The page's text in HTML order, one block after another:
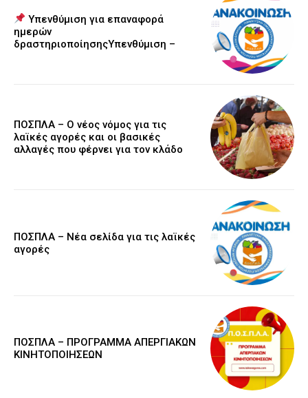
Υπενθύμιση για επαναφορά
ημερών
δραστηριοποίησηςΥπενθύμιση –
ΠΟΣΠΛΑ – Ο νέος νόμος για τις
λαϊκές αγορές και οι βασικές
αλλαγές που φέρνει για τον κλάδο
ΠΟΣΠΛΑ – Νέα σελίδα για τις λαϊκές
αγορές
ΠΟΣΠΛΑ – ΠΡΟΓΡΑΜΜΑ ΑΠΕΡΓΙΑΚΩΝ
ΚΙΝΗΤΟΠΟΙΗΣΕΩΝ